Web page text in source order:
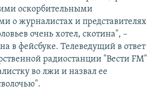
оскорбительными
о журналистах и представителях
очень хотел, скотина", –
в фейсбуке. Телеведущий в ответ
радиостанции "Вести FM"
во лжи и назвал ее